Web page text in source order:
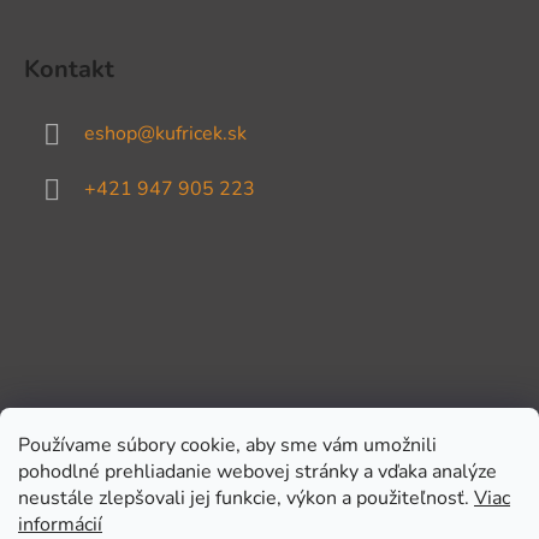
Používame súbory cookie, aby sme vám umožnili
pohodlné prehliadanie webovej stránky a vďaka analýze
neustále zlepšovali jej funkcie, výkon a použiteľnosť. Viac
informácií
Kontakt
eshop@kufricek.sk
+421 947 905 223
Prijímame online platby